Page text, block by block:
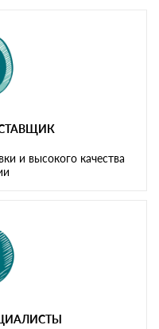
и высокого качества